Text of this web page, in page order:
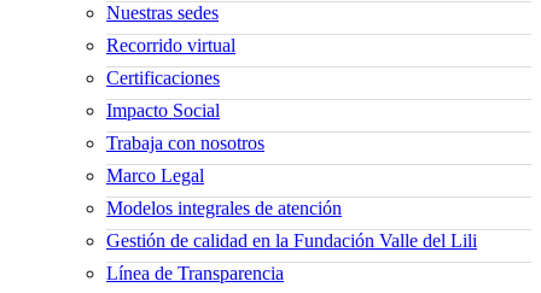
Nuestras sedes
Recorrido virtual
Certificaciones
Impacto Social
Trabaja con nosotros
Marco Legal
Modelos integrales de atención
Gestión de calidad en la Fundación Valle del Lili
Línea de Transparencia